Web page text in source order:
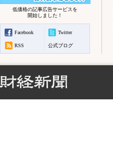
低価格の記事広告サービスを
開始しました！
Facebook Twitter
RSS 公式ブログ